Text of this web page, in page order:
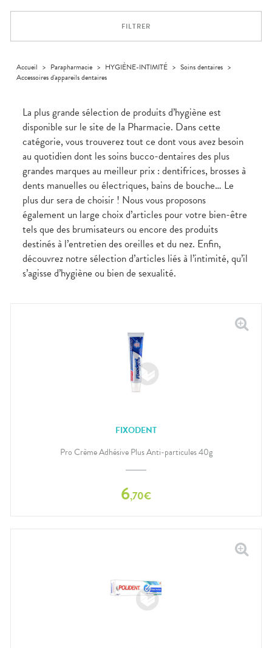
Compléments
médicaux
CORPS-
Homme
Solaire
APPLICATION
VOS
LIGNE
FILTRER
Accueil > Parapharmacie > HYGIÈNE-INTIMITÉ > Soins dentaires >
Accessoires d'appareils dentaires
La plus grande sélection de produits d’hygiène est
disponible sur le site de la Pharmacie. Dans cette
catégorie, vous trouverez tout ce dont vous avez besoin
au quotidien dont les soins bucco-dentaires des plus
grandes marques au meilleur prix : dentifrices, brosses à
dents manuelles ou électriques, bains de bouche… Le
plus dur sera de choisir ! Nous vous proposons
également un large choix d’articles pour votre bien-être
tels que des brumisateurs ou encore des produits
destinés à l’entretien des oreilles et du nez. Enfin,
découvrez notre sélection d’articles liés à l’intimité, qu’il
s’agisse d’hygiène ou bien de sexualité.
FIXODENT
Pro Crème Adhésive Plus Anti-particules 40g
6,70€